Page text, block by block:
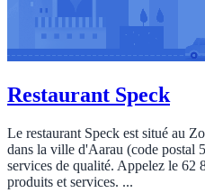
Restaurant Speck
Le restaurant Speck est situé au
dans la ville d'Aarau (code postal
services de qualité. Appelez le 62
produits et services. ...